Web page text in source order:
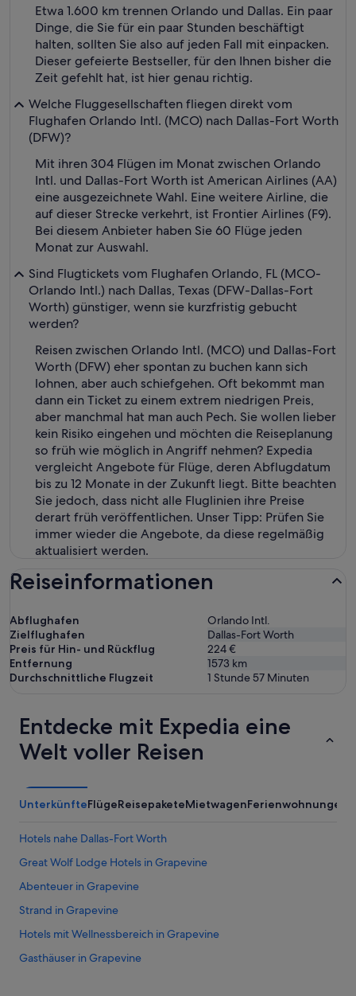
Etwa 1.600 km trennen Orlando und Dallas. Ein paar
Dinge, die Sie für ein paar Stunden beschäftigt
halten, sollten Sie also auf jeden Fall mit einpacken.
Dieser gefeierte Bestseller, für den Ihnen bisher die
Zeit gefehlt hat, ist hier genau richtig.
Welche Fluggesellschaften fliegen direkt vom
Flughafen Orlando Intl. (MCO) nach Dallas-Fort Worth
(DFW)?
Mit ihren 304 Flügen im Monat zwischen Orlando
Intl. und Dallas-Fort Worth ist American Airlines (AA)
eine ausgezeichnete Wahl. Eine weitere Airline, die
auf dieser Strecke verkehrt, ist Frontier Airlines (F9).
Bei diesem Anbieter haben Sie 60 Flüge jeden
Monat zur Auswahl.
Sind Flugtickets vom Flughafen Orlando, FL (MCO-
Orlando Intl.) nach Dallas, Texas (DFW-Dallas-Fort
Worth) günstiger, wenn sie kurzfristig gebucht
werden?
Reisen zwischen Orlando Intl. (MCO) und Dallas-Fort
Worth (DFW) eher spontan zu buchen kann sich
lohnen, aber auch schiefgehen. Oft bekommt man
dann ein Ticket zu einem extrem niedrigen Preis,
aber manchmal hat man auch Pech. Sie wollen lieber
kein Risiko eingehen und möchten die Reiseplanung
so früh wie möglich in Angriff nehmen? Expedia
vergleicht Angebote für Flüge, deren Abflugdatum
bis zu 12 Monate in der Zukunft liegt. Bitte beachten
Sie jedoch, dass nicht alle Fluglinien ihre Preise
derart früh veröffentlichen. Unser Tipp: Prüfen Sie
immer wieder die Angebote, da diese regelmäßig
aktualisiert werden.
Reiseinformationen
Abflughafen
Orlando Intl.
Zielflughafen
Dallas-Fort Worth
Preis für Hin- und Rückflug
224 €
Entfernung
1573 km
Durchschnittliche Flugzeit
1 Stunde 57 Minuten
Entdecke mit Expedia eine
Welt voller Reisen
UnterkünfteFlügeReisepaketeMietwagenFerienwohnungen
Hotels nahe Dallas-Fort Worth
Great Wolf Lodge Hotels in Grapevine
Abenteuer in Grapevine
Strand in Grapevine
Hotels mit Wellnessbereich in Grapevine
Gasthäuser in Grapevine